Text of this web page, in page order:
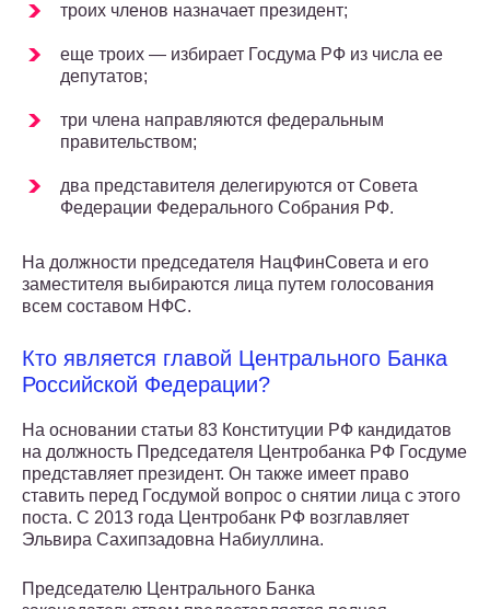
троих членов назначает президент;
еще троих — избирает Госдума РФ из числа ее
депутатов;
три члена направляются федеральным
правительством;
два представителя делегируются от Совета
Федерации Федерального Собрания РФ.
На должности председателя НацФинСовета и его
заместителя выбираются лица путем голосования
всем составом НФС.
Кто является главой Центрального Банка
Российской Федерации?
На основании статьи 83 Конституции РФ кандидатов
на должность Председателя Центробанка РФ Госдуме
представляет президент. Он также имеет право
ставить перед Госдумой вопрос о снятии лица с этого
поста. С 2013 года Центробанк РФ возглавляет
Эльвира Сахипзадовна Набиуллина.
Председателю Центрального Банка